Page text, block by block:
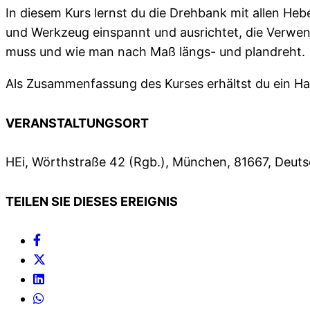
In diesem Kurs lernst du die Drehbank mit allen
und Werkzeug einspannt und ausrichtet, die
muss und wie man nach Maß längs- und plandreht.
Als Zusammenfassung des Kurses erhältst du ein
VERANSTALTUNGSORT
HEi, Wörthstraße 42 (Rgb.), München, 81667,
TEILEN SIE DIESES EREIGNIS